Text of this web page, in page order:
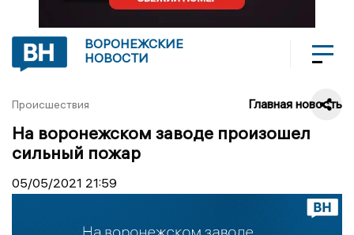
ВОРОНЕЖСКИЕ
НОВОСТИ
Происшествия Главная новость
На воронежском заводе произошел
сильный пожар
05/05/2021 21:59